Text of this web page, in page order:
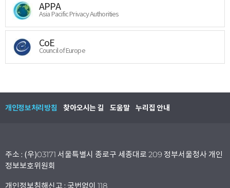
APPA
Asia Pacific Privacy Authorities
CoE
Council of Europe
개인정보처리방침 찾아오시는 길 도움말 누리집 안내
주소 : (우)03171 서울특별시 종로구 세종대로 209 정부서울청사 개인
정보보호위원회
개인정보침해신고 : 국번없이 118